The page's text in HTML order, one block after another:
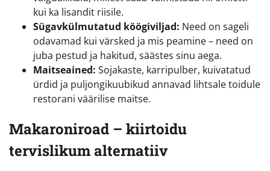
kui ka lisandit riisile.
Sügavkülmutatud köögiviljad: Need on sageli
odavamad kui värsked ja mis peamine – need on
juba pestud ja hakitud, säästes sinu aega.
Maitseained: Sojakaste, karripulber, kuivatatud
ürdid ja puljongikuubikud annavad lihtsale toidule
restorani väärilise maitse.
Makaroniroad – kiirtoidu
tervislikum alternatiiv